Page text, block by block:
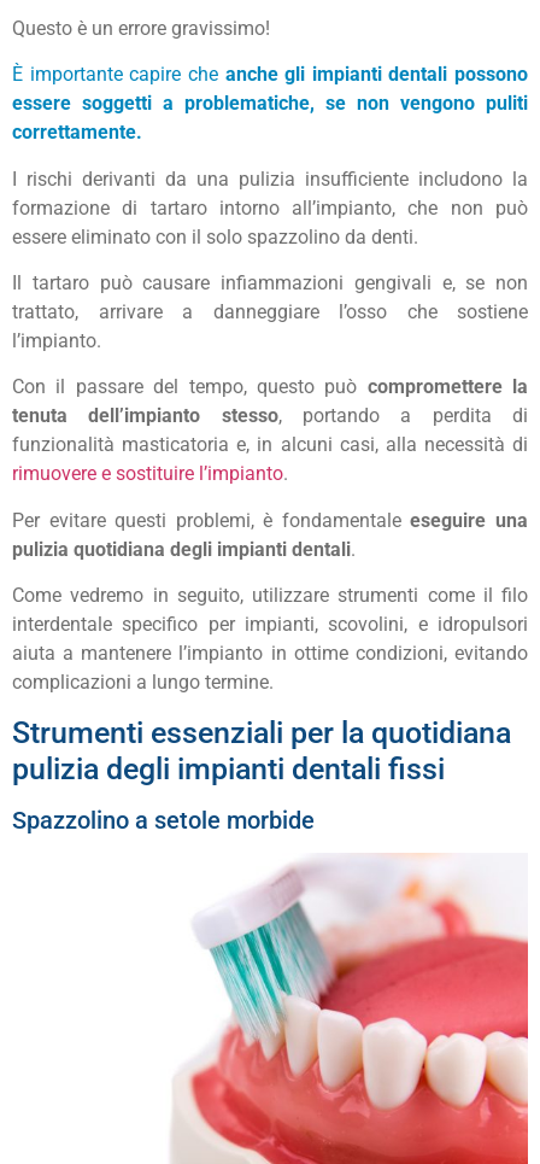
Questo è un errore gravissimo!
È importante capire che anche gli impianti dentali possono
essere soggetti a problematiche, se non vengono puliti
correttamente.
I rischi derivanti da una pulizia insufficiente includono la
formazione di tartaro intorno all’impianto, che non può
essere eliminato con il solo spazzolino da denti.
Il tartaro può causare infiammazioni gengivali e, se non
trattato, arrivare a danneggiare l’osso che sostiene
l’impianto.
Con il passare del tempo, questo può compromettere la
tenuta dell’impianto stesso, portando a perdita di
funzionalità masticatoria e, in alcuni casi, alla necessità di
rimuovere e sostituire l’impianto.
Per evitare questi problemi, è fondamentaleeseguire una
pulizia quotidiana degli impianti dentali.
Come vedremo in seguito, utilizzare strumenti come il filo
interdentale specifico per impianti, scovolini, e idropulsori
aiuta a mantenere l’impianto in ottime condizioni, evitando
complicazioni a lungo termine.
Strumenti essenziali per la quotidiana
pulizia degli impianti dentali fissi
Spazzolino a setole morbide